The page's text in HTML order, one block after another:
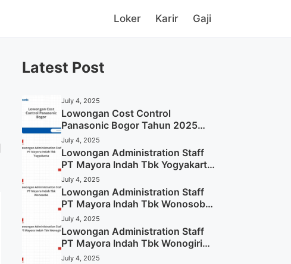
Loker Karir Gaji
Latest Post
July 4, 2025
Lowongan Cost Control
Panasonic Bogor Tahun 2025
(Lamar Sekarang)
July 4, 2025
Lowongan Administration Staff
PT Mayora Indah Tbk Yogyakarta
Tahun 2025
July 4, 2025
Lowongan Administration Staff
PT Mayora Indah Tbk Wonosobo
Tahun 2025 (Lamar Sekarang)
July 4, 2025
Lowongan Administration Staff
PT Mayora Indah Tbk Wonogiri
Tahun 2025 (Apply Now)
July 4, 2025